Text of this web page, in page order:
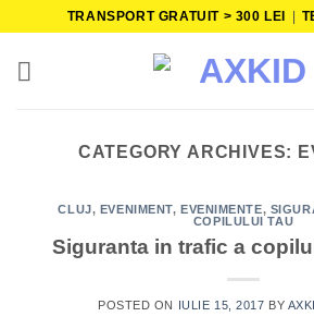
content
TRANSPORT GRATUIT > 300 LEI |
CATEGORY ARCHIVES:
CLUJ, EVENIMENT,EVENIMENTE,
COPILULUI TAU
Siguranta in trafic a
POSTED ON IULIE 15, 2017 BY